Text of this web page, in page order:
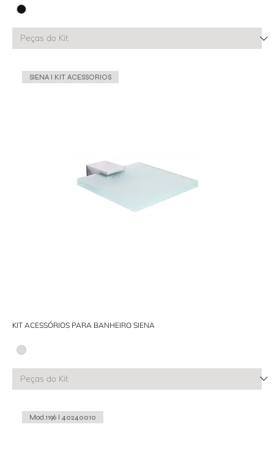
SIENA l KIT ACESSORIOS
KIT ACESSÓRIOS PARA BANHEIRO SIENA
Mod.1196 I 40240010